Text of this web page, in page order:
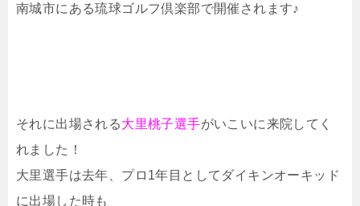
南城市にある琉球ゴルフ倶楽部で開催されます♪
それに出場される大里桃子選手がいこいに来院してく
れました！
大里選手は去年、プロ1年目としてダイキンオーキッド
に出場した時も